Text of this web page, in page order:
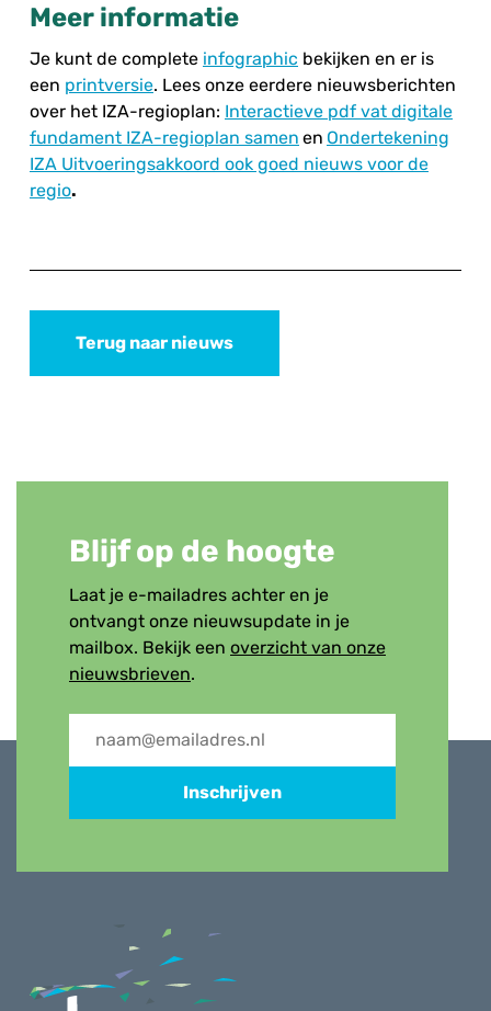
Meer informatie
Je kunt de complete infographic bekijken en er is
een printversie. Lees onze eerdere nieuwsberichten
over het IZA-regioplan: Interactieve pdf vat digitale
fundament IZA-regioplan samen en Ondertekening
IZA Uitvoeringsakkoord ook goed nieuws voor de
regio.
Terug naar nieuws
Blijf op de hoogte
Laat je e-mailadres achter en je
ontvangt onze nieuwsupdate in je
mailbox. Bekijk een overzicht van onze
nieuwsbrieven.
Inschrijven